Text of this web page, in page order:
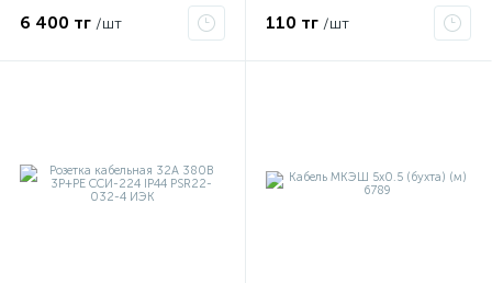
6 400 тг /шт 110 тг /шт